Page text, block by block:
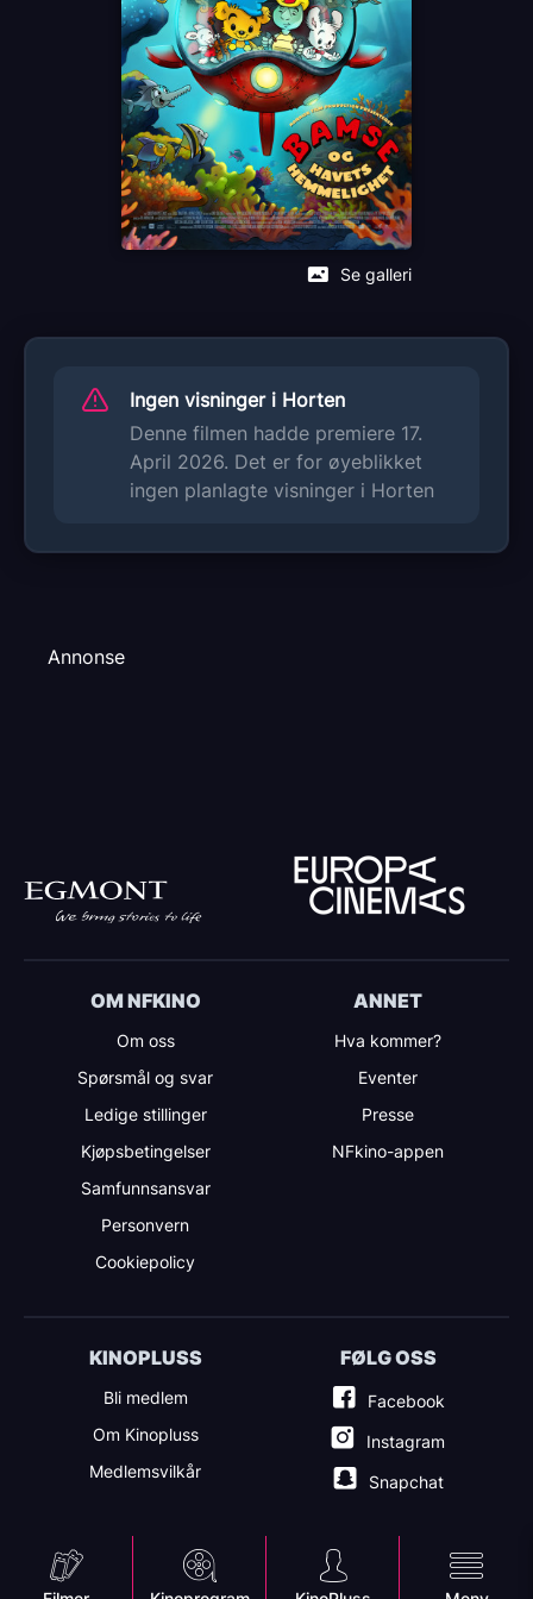
Se galleri
Ingen visninger i Horten
Denne filmen hadde premiere 17.
April 2026. Det er for øyeblikket
ingen planlagte visninger i Horten
Annonse
OM NFKINO
Om oss
Spørsmål og svar
Ledige stillinger
Kjøpsbetingelser
Samfunnsansvar
Personvern
Cookiepolicy
ANNET
Hva kommer?
Eventer
Presse
NFkino-appen
KINOPLUSS
Bli medlem
Om Kinopluss
Medlemsvilkår
FØLG OSS
Facebook
Instagram
Snapchat